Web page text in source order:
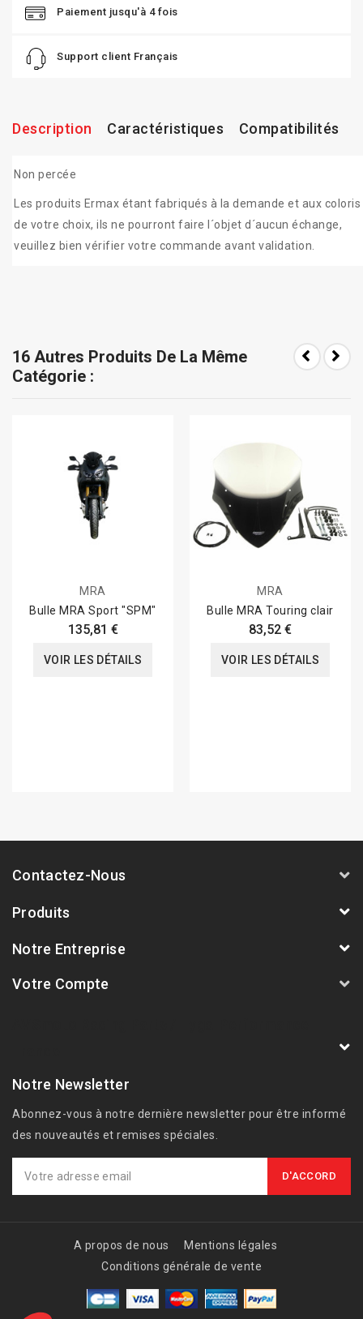
Paiement jusqu'à 4 fois
Support client Français
Description Caractéristiques Compatibilités
Non percée
Les produits Ermax étant fabriqués à la demande et aux coloris
de votre choix, ils ne pourront faire l´objet d´aucun échange,
veuillez bien vérifier votre commande avant validation.
16 Autres Produits De La Même
Catégorie :
MRA
Bulle MRA Sport "SPM"
135,81 €
VOIR LES DÉTAILS
MRA
Bulle MRA Touring clair
83,52 €
VOIR LES DÉTAILS
Contactez-Nous
Produits
Notre Entreprise
Votre Compte
Notre Newsletter
Abonnez-vous à notre dernière newsletter pour être informé
des nouveautés et remises spéciales.
A propos de nous
Mentions légales
Conditions générale de vente